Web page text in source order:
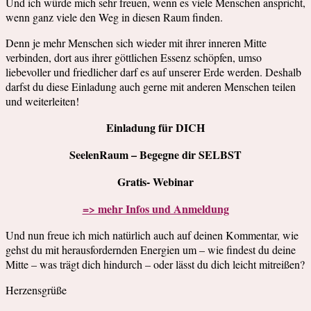
wenn ganz viele den Weg in diesen Raum finden.
Denn je mehr Menschen sich wieder mit ihrer inneren Mitte
verbinden, dort aus ihrer göttlichen Essenz schöpfen, umso
liebevoller und friedlicher darf es auf unserer Erde werden. Deshalb
darfst du diese Einladung auch gerne mit anderen Menschen teilen
und weiterleiten!
Einladung für DICH
SeelenRaum – Begegne dir SELBST
Gratis- Webinar
=> mehr Infos und Anmeldung
Und nun freue ich mich natürlich auch auf deinen Kommentar, wie
gehst du mit herausfordernden Energien um – wie findest du deine
Mitte – was trägt dich hindurch – oder lässt du dich leicht mitreißen?
Herzensgrüße